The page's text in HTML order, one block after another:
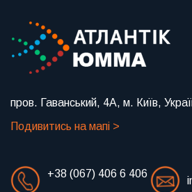
пров. Гаванський, 4А, м. Київ,
Подивитись на мапі >
+38 (067) 406 6 406